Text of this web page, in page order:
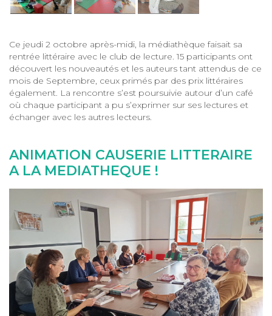
Ce jeudi 2 octobre après-midi, la médiathèque faisait sa
rentrée littéraire avec le club de lecture. 15 participants ont
découvert les nouveautés et les auteurs tant attendus de ce
mois de Septembre, ceux primés par des prix littéraires
également. La rencontre s’est poursuivie autour d’un café
où chaque participant a pu s’exprimer sur ses lectures et
échanger avec les autres lecteurs.
ANIMATION CAUSERIE LITTERAIRE
A LA MEDIATHEQUE !